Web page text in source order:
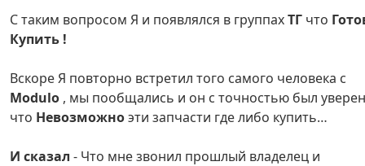
С таким вопросом Я и появлялся в группахТГ что
Купить !
Вскоре Я повторно встретил того самого человека с
Modulo , мы пообщались и он с точностью был уверен
что Невозможноэти запчасти где либо купить…
И сказал - Что мне звонил прошлый владелец и